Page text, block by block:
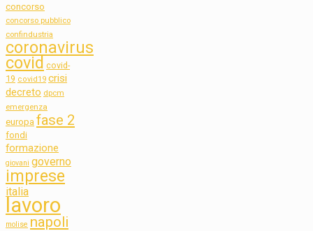
concorso
concorso pubblico
confindustria
coronavirus
covid covid-
19 covid19 crisi
decreto dpcm
emergenza
europa fase 2
fondi
formazione
giovani governo
imprese
italia
lavoro
molise napoli